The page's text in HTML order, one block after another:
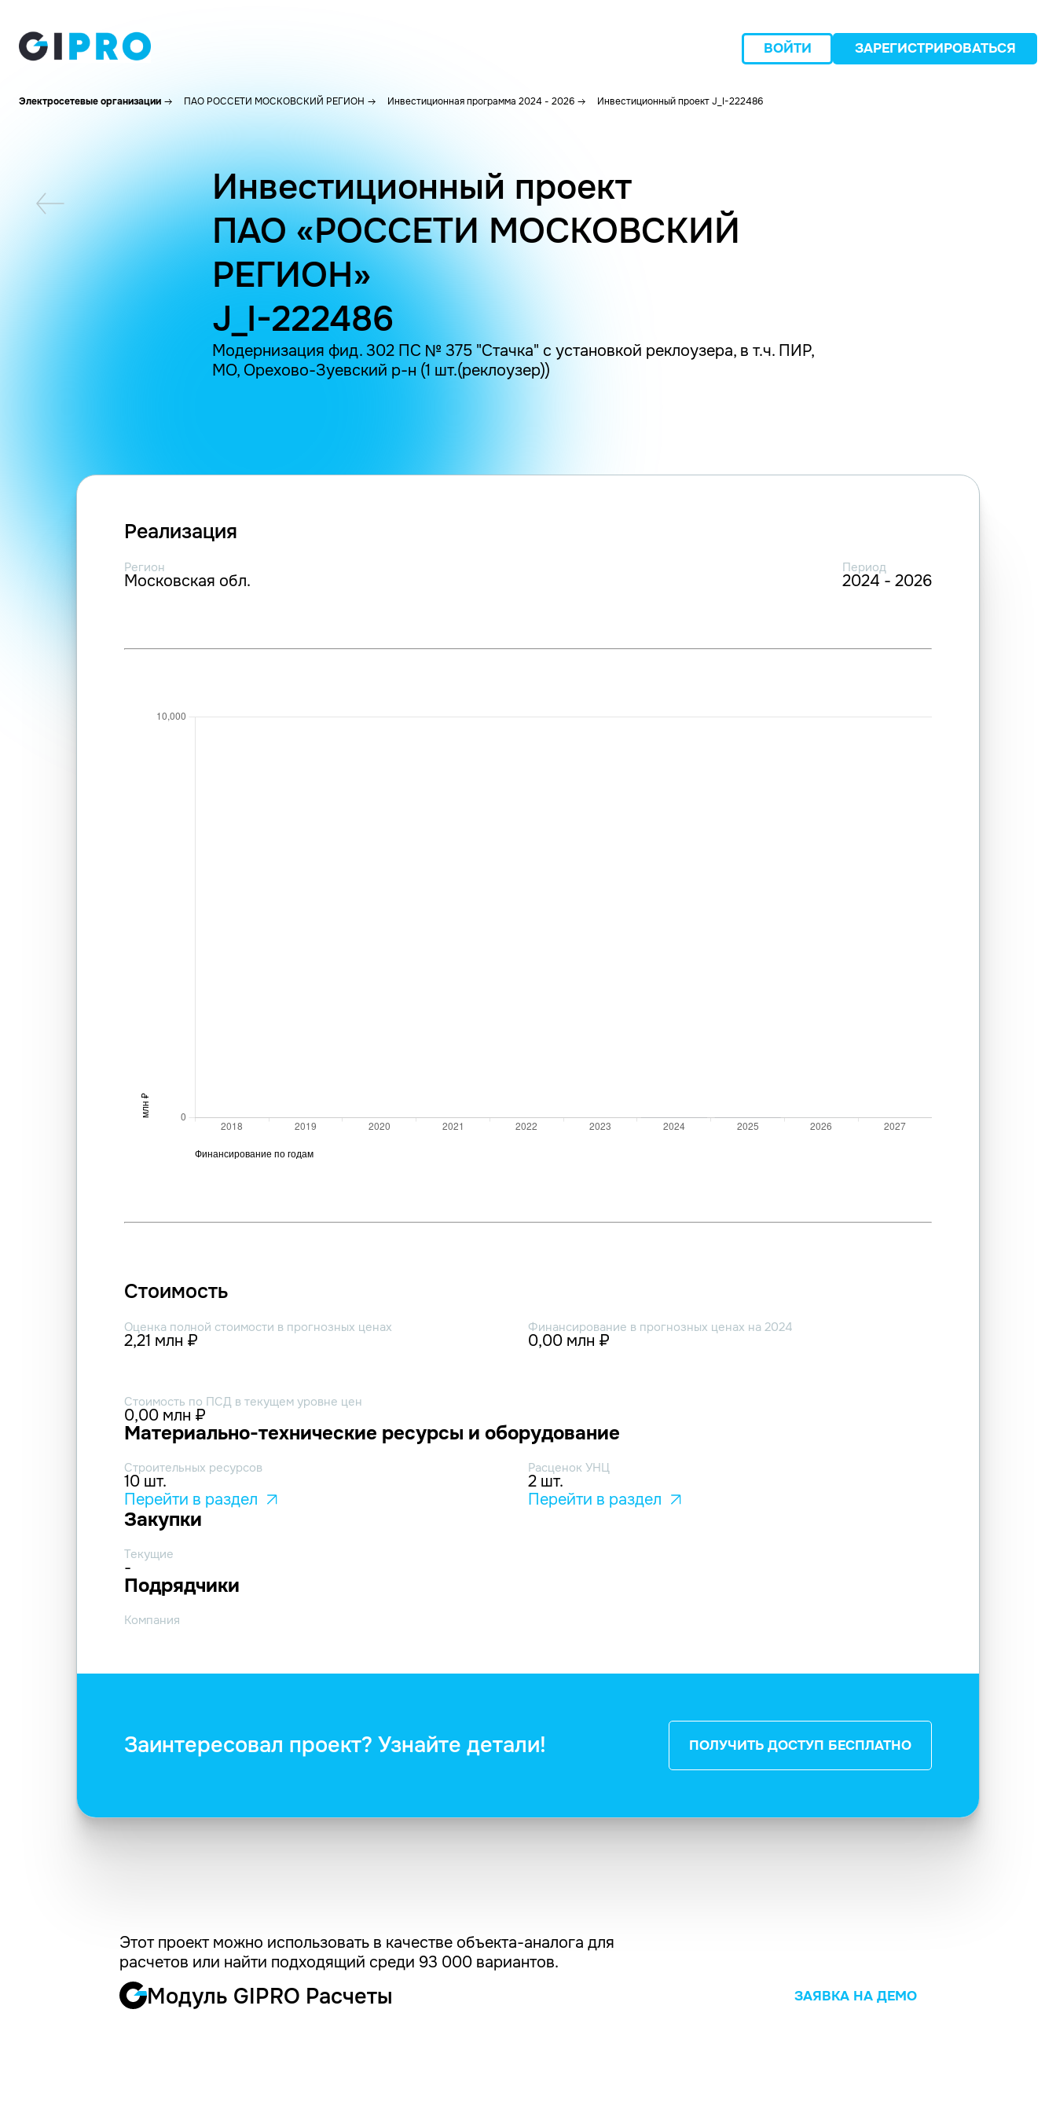
ВОЙТИ ЗАРЕГИСТРИРОВАТЬСЯ
Электросетевые организации ПАО РОССЕТИ МОСКОВСКИЙ РЕГИОН Инвестиционная программа 2024 - 2026 Инвестиционный проект J_I-222486
Инвестиционный проект
ПАО «РОССЕТИ МОСКОВСКИЙ
РЕГИОН»
J_I-222486
Модернизация фид. 302 ПС № 375 "Стачка" с установкой реклоузера, в т.ч. ПИР,
МО, Орехово-Зуевский р-н (1 шт.(реклоузер))
Реализация
Регион
Московская обл.
Период
2024 - 2026
Стоимость
Оценка полной стоимости в прогнозных ценах
2,21 млн ₽
Финансирование в прогнозных ценах на 2024
0,00 млн ₽
Стоимость по ПСД в текущем уровне цен
0,00 млн ₽
Материально-технические ресурсы и оборудование
Строительных ресурсов
10 шт.
Перейти в раздел
Расценок УНЦ
2 шт.
Перейти в раздел
Закупки
Текущие
-
Подрядчики
Компания
Заинтересовал проект? Узнайте детали! ПОЛУЧИТЬ ДОСТУП БЕСПЛАТНО
Этот проект можно использовать в качестве объекта-аналога для
расчетов или найти подходящий среди 93 000 вариантов.
Модуль GIPRO Расчеты ЗАЯВКА НА ДЕМО